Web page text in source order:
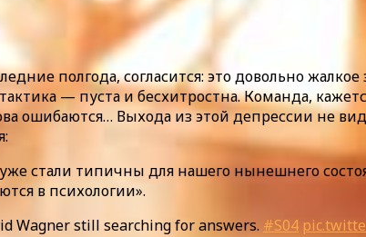
полгода, согласится: это довольно
— пуста и бесхитростна. Команда,
ошибаются… Выхода из этой депрессии не
стали типичны для нашего нынешнего
в психологии».
Wagner still searching for answers. #S04